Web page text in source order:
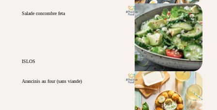
Salade concombre feta
ISLOS
Arancinis au four (sans viande)